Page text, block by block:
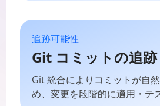
追跡可能性
Git コミットの追跡
Git 統合によりコミットが自
め、変更を段階的に適用・テ